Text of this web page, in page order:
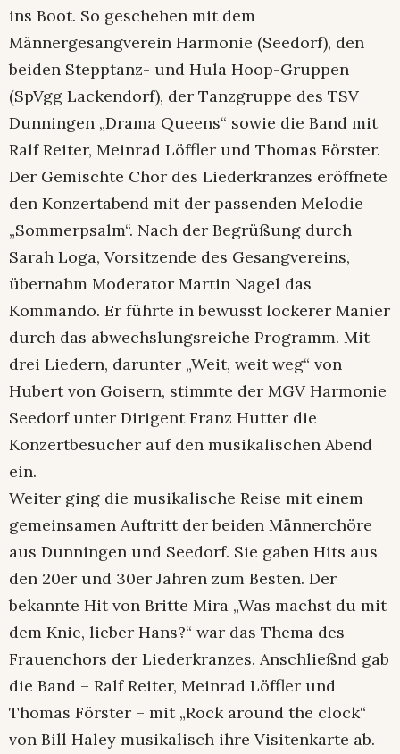
ins Boot. So geschehen mit dem
Männergesangverein Harmonie (Seedorf), den
beiden Stepptanz- und Hula Hoop-Gruppen
(SpVgg Lackendorf), der Tanzgruppe des TSV
Dunningen „Drama Queens“ sowie die Band mit
Ralf Reiter, Meinrad Löffler und Thomas Förster.
Der Gemischte Chor des Liederkranzes eröffnete
den Konzertabend mit der passenden Melodie
„Sommerpsalm“. Nach der Begrüßung durch
Sarah Loga, Vorsitzende des Gesangvereins,
übernahm Moderator Martin Nagel das
Kommando. Er führte in bewusst lockerer Manier
durch das abwechslungsreiche Programm. Mit
drei Liedern, darunter „Weit, weit weg“ von
Hubert von Goisern, stimmte der MGV Harmonie
Seedorf unter Dirigent Franz Hutter die
Konzertbesucher auf den musikalischen Abend
ein.
Weiter ging die musikalische Reise mit einem
gemeinsamen Auftritt der beiden Männerchöre
aus Dunningen und Seedorf. Sie gaben Hits aus
den 20er und 30er Jahren zum Besten. Der
bekannte Hit von Britte Mira „Was machst du mit
dem Knie, lieber Hans?“ war das Thema des
Frauenchors der Liederkranzes. Anschließnd gab
die Band – Ralf Reiter, Meinrad Löffler und
Thomas Förster – mit „Rock around the clock“
von Bill Haley musikalisch ihre Visitenkarte ab.